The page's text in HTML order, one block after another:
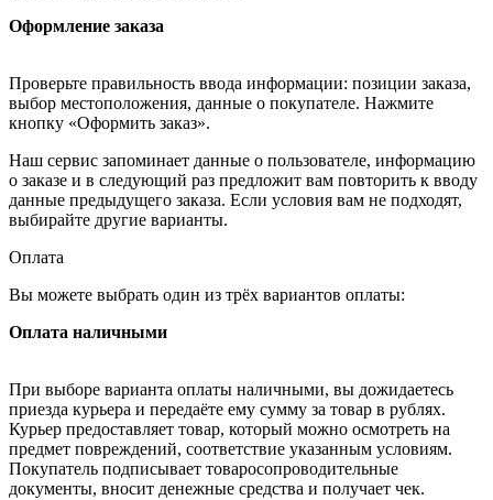
Оформление заказа
Проверьте правильность ввода информации: позиции заказа,
выбор местоположения, данные о покупателе. Нажмите
кнопку «Оформить заказ».
Наш сервис запоминает данные о пользователе, информацию
о заказе и в следующий раз предложит вам повторить к вводу
данные предыдущего заказа. Если условия вам не подходят,
выбирайте другие варианты.
Оплата
Вы можете выбрать один из трёх вариантов оплаты:
Оплата наличными
При выборе варианта оплаты наличными, вы дожидаетесь
приезда курьера и передаёте ему сумму за товар в рублях.
Курьер предоставляет товар, который можно осмотреть на
предмет повреждений, соответствие указанным условиям.
Покупатель подписывает товаросопроводительные
документы, вносит денежные средства и получает чек.